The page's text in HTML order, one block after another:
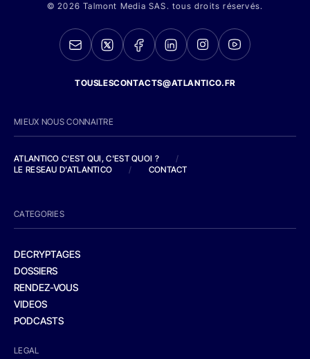
© 2026 Talmont Media SAS. tous droits réservés.
TOUSLESCONTACTS@ATLANTICO.FR
MIEUX NOUS CONNAITRE
ATLANTICO C'EST QUI, C'EST QUOI ?
/
LE RESEAU D'ATLANTICO
/ CONTACT
CATEGORIES
DECRYPTAGES
DOSSIERS
RENDEZ-VOUS
VIDEOS
PODCASTS
LEGAL